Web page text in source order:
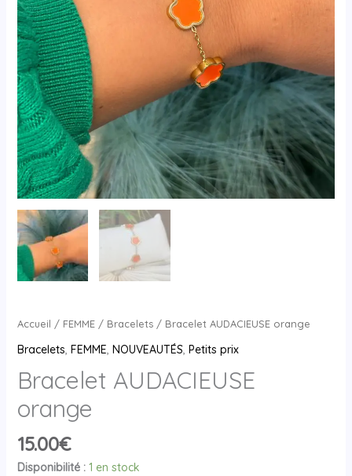
Accueil / FEMME/ Bracelets/ Bracelet AUDACIEUSE orange
Bracelets, FEMME, NOUVEAUTÉS, Petits prix
Bracelet AUDACIEUSE
orange
15.00€
Disponibilité : 1 en stock